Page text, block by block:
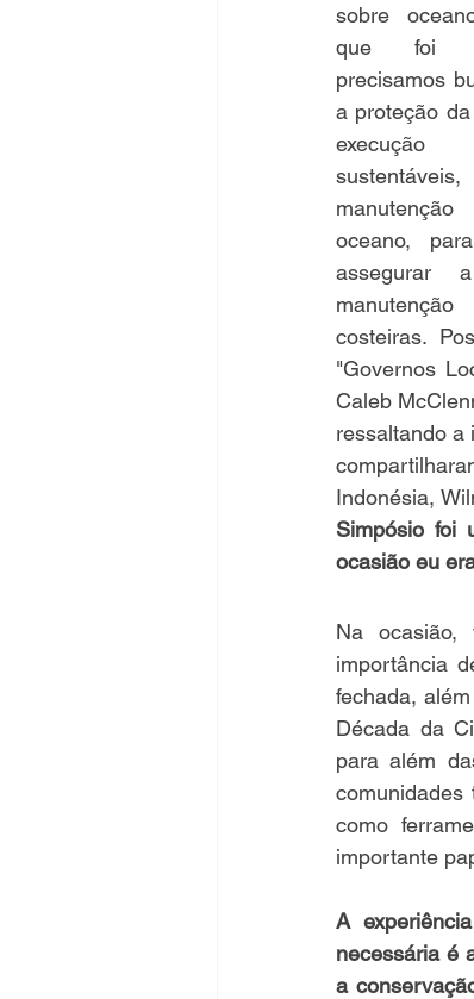
sobre
que foi
precisamos
a proteção
execução
oceano,
assegurar
manutenção
costeiras.
"Governos
Caleb
ressaltando a
Indonésia,
Simpósio foi
ocasião eu
Na ocasião,
importância
fechada,
Década da
para além
como
importante
A
necessária é
a